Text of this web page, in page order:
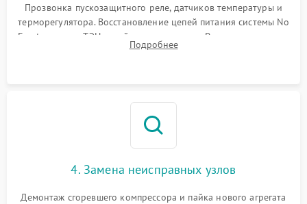
Прозвонка пускозащитного реле, датчиков температуры и
терморегулятора. Восстановление цепей питания системы No
Frost, включая ТЭН оттайки и вентилятор. Ремонт или замена
платы управления при сбоях алгоритмов.
Подробнее
4. Замена неисправных узлов
Демонтаж сгоревшего компрессора и пайка нового агрегата